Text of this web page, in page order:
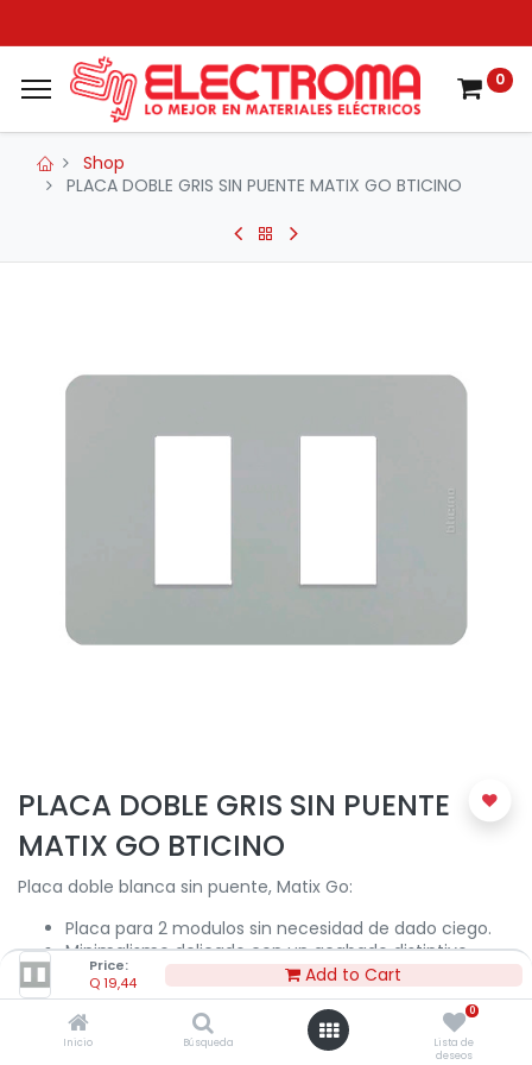
Price:
Q19,44 Add to Cart
Inicio Búsqueda
0
Lista de
deseos
0
Shop
PLACA DOBLE GRIS SIN PUENTE MATIX GO BTICINO
PLACA DOBLE GRIS SIN PUENTE
MATIX GO BTICINO
Placa doble blanca sin puente, Matix Go:
Placa para 2 modulos sin necesidad de dado ciego.
Minimalismo delicado con un acabado distintivo.
El estilo enfatiza el ADN de Bticino.
Una forma con un diseño preciso y suave pero con
un lenguaje dinámico.
La vista lateral realza su carácter distintivo al resaltar